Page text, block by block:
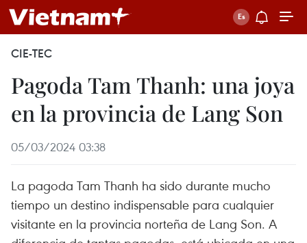
CIE-TEC
Pagoda Tam Thanh: una joya
en la provincia de Lang Son
05/03/2024 03:38
La pagoda Tam Thanh ha sido durante mucho
tiempo un destino indispensable para cualquier
visitante en la provincia norteña de Lang Son. A